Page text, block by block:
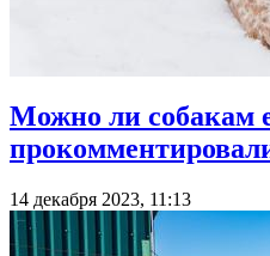
Можно ли собакам
14 декабря 2023, 11:13